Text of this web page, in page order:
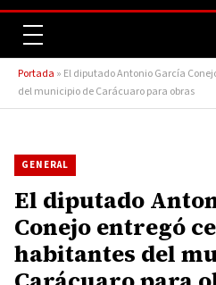
Portada » El diputado Antonio García
del municipio de Carácuaro para obras
GENERAL
El diputado
Conejo entregó
habitantes del